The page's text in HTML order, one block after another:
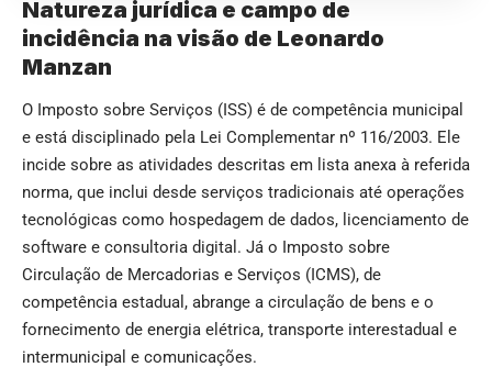
Natureza jurídica e campo de
incidência na visão de Leonardo
Manzan
O Imposto sobre Serviços (ISS) é de competência municipal
e está disciplinado pela Lei Complementar nº 116/2003. Ele
incide sobre as atividades descritas em lista anexa à referida
norma, que inclui desde serviços tradicionais até operações
tecnológicas como hospedagem de dados, licenciamento de
software e consultoria digital. Já o Imposto sobre
Circulação de Mercadorias e Serviços (ICMS), de
competência estadual, abrange a circulação de bens e o
fornecimento de energia elétrica, transporte interestadual e
intermunicipal e comunicações.